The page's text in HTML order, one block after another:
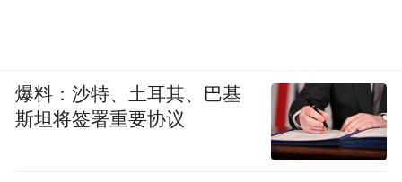
爆料：沙特、土耳其、巴基
斯坦将签署重要协议